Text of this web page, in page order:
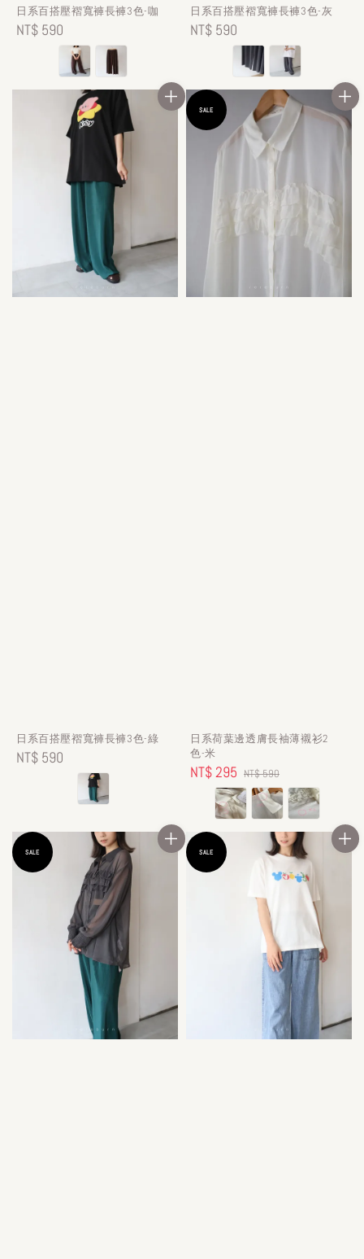
日系百搭壓褶寬褲長褲3色-咖
Regular
NT$ 590
日系百搭壓褶寬褲長褲3色-灰
Regular
NT$ 590
日系百搭壓褶寬褲長褲3色-綠
Regular
NT$ 590
SALE
日系荷葉邊透膚長袖薄襯衫2
色-米
Sale
price
NT$ 295 Regular
price
NT$ 590
SALE SALE